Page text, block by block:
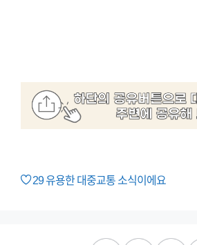
29유용한 대중교통 소식이에요